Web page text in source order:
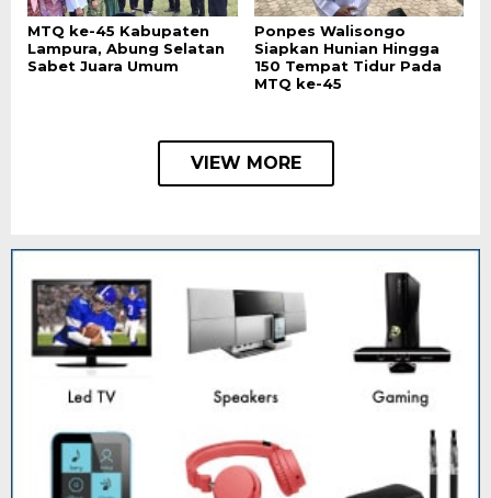
MTQ ke-45 Kabupaten
Lampura, Abung Selatan
Sabet Juara Umum
Ponpes Walisongo
Siapkan Hunian Hingga
150 Tempat Tidur Pada
MTQ ke-45
VIEW MORE